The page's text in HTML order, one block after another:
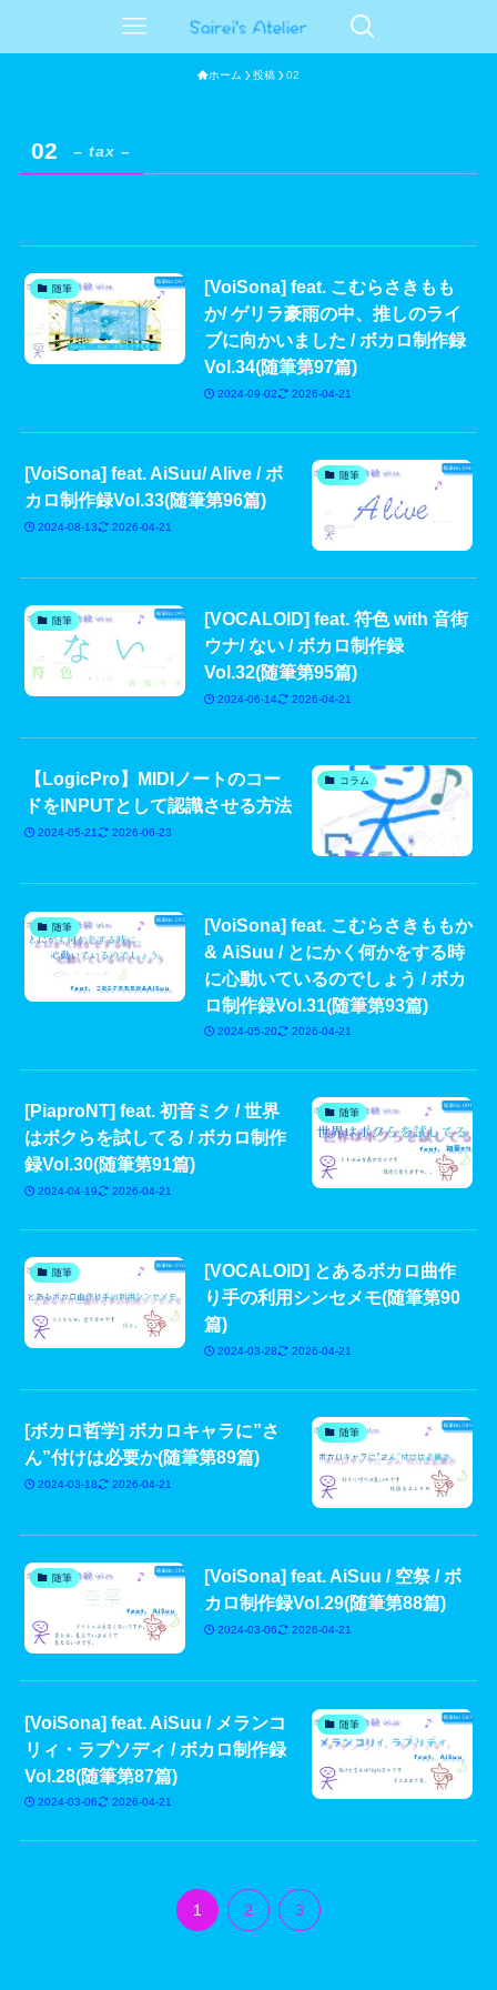
ホーム 投稿 02
02 – tax –
随筆
[VoiSona] feat. こむらさきもも
か/ ゲリラ豪雨の中、推しのライ
ブに向かいました / ボカロ制作録
Vol.34(随筆第97篇)
2024-09-02 2026-04-21
随筆
[VoiSona] feat. AiSuu/ Alive / ボ
カロ制作録Vol.33(随筆第96篇)
2024-08-13 2026-04-21
随筆
[VOCALOID] feat. 符色 with 音街
ウナ/ ない / ボカロ制作録
Vol.32(随筆第95篇)
2024-06-14 2026-04-21
コラム
【LogicPro】MIDIノートのコー
ドをINPUTとして認識させる方法
2024-05-21 2026-06-23
随筆
[VoiSona] feat. こむらさきももか
& AiSuu / とにかく何かをする時
に心動いているのでしょう / ボカ
ロ制作録Vol.31(随筆第93篇)
2024-05-20 2026-04-21
随筆
[PiaproNT] feat. 初音ミク / 世界
はボクらを試してる / ボカロ制作
録Vol.30(随筆第91篇)
2024-04-19 2026-04-21
随筆
[VOCALOID] とあるボカロ曲作
り手の利用シンセメモ(随筆第90
篇)
2024-03-28 2026-04-21
随筆
[ボカロ哲学] ボカロキャラに”さ
ん”付けは必要か(随筆第89篇)
2024-03-18 2026-04-21
随筆
[VoiSona] feat. AiSuu / 空祭 / ボ
カロ制作録Vol.29(随筆第88篇)
2024-03-06 2026-04-21
随筆
[VoiSona] feat. AiSuu / メランコ
リィ・ラプソディ / ボカロ制作録
Vol.28(随筆第87篇)
2024-03-06 2026-04-21
1 2 3